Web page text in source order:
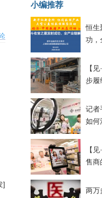
短端资金利率明显下行
回调十年期债表现最弱
银及两粕涨势喜人
成功，全产业链解析
分析周报（2020. 08.17—2020.08.21
]
小编推荐
恒生
功，
【
步履
记者
如何
【
售商
两万